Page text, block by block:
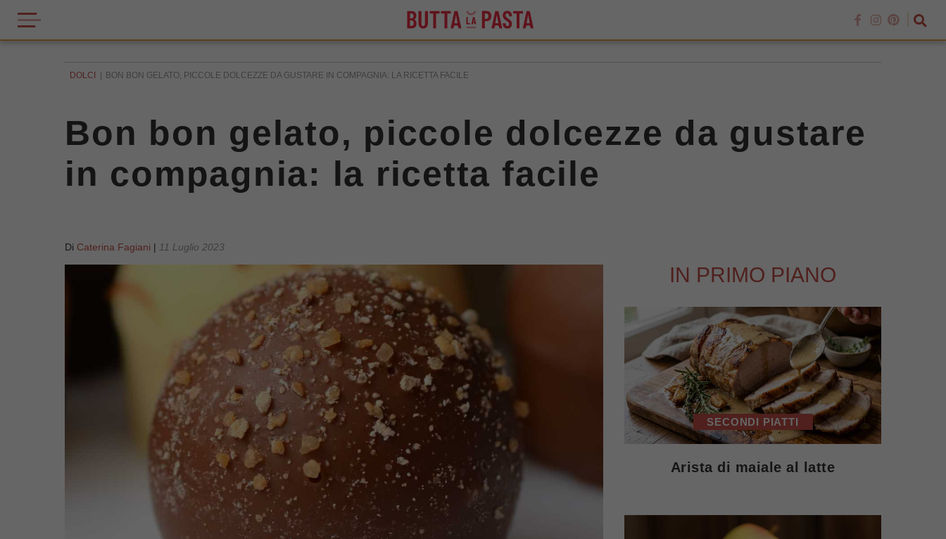
DOLCI BON BON GELATO, PICCOLE DOLCEZZE DA GUSTARE IN COMPAGNIA: LA RICETTA FACILE
Bon bon gelato, piccole dolcezze da gustare
in compagnia: la ricetta facile
Di Caterina Fagiani | 11 Luglio 2023
IN PRIMO PIANO
SECONDI PIATTI
Arista di maiale al latte